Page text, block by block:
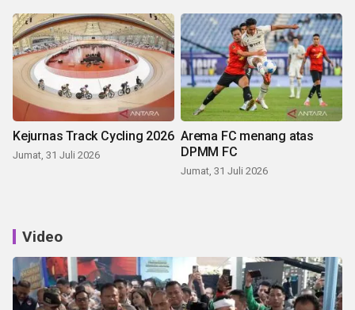
Kejurnas Track Cycling 2026
Jumat, 31 Juli 2026
Arema FC menang atas
DPMM FC
Jumat, 31 Juli 2026
Video